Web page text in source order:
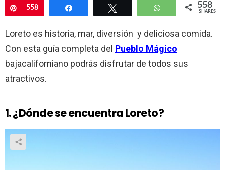
Pin
558 WhatsApp558
SHARES
Loreto es historia, mar, diversión y deliciosa comida.
Con esta guía completa del Pueblo Mágico
bajacaliforniano podrás disfrutar de todos sus
atractivos.
1. ¿Dónde se encuentra Loreto?